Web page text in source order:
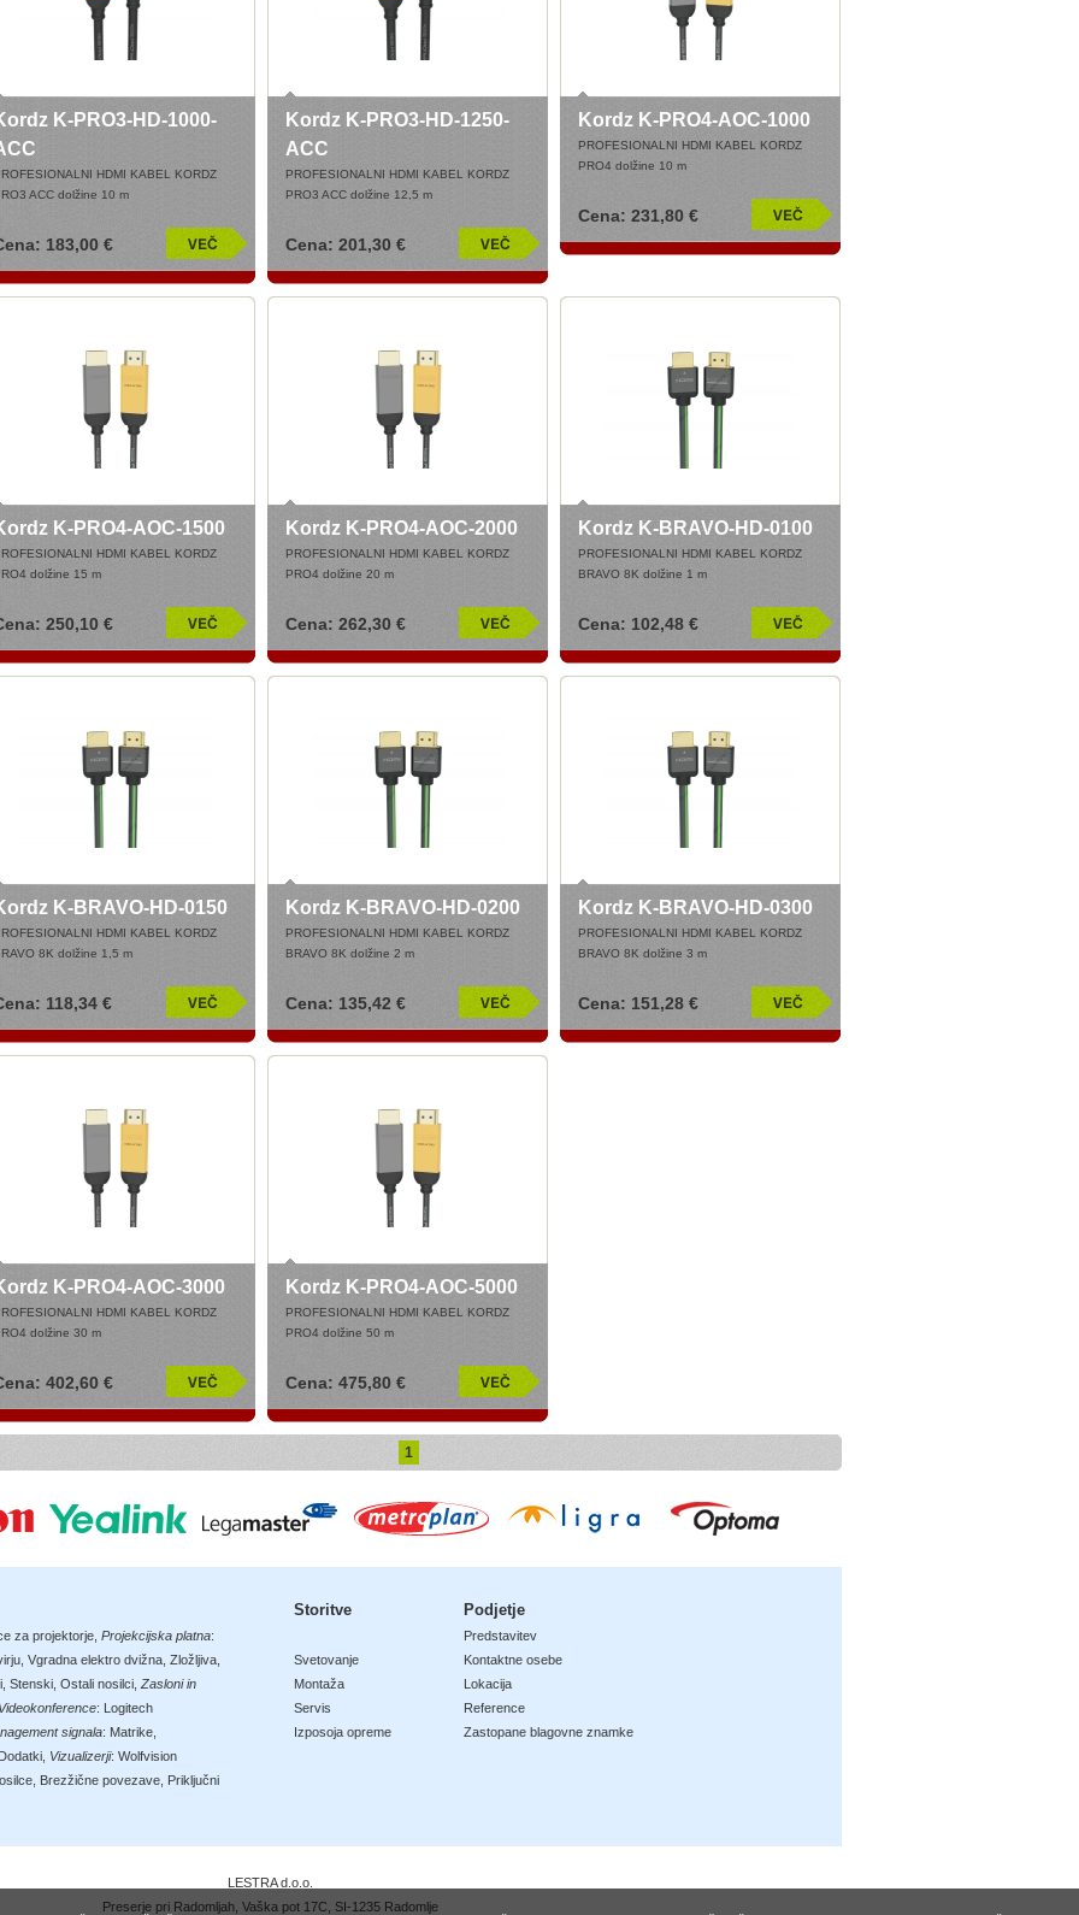
K-PRO3-HD-1000-
HDMI KABEL KORDZ
ACC dolžine 10 m
183,00 €
Kordz K-PRO3-HD-1250-
ACC
PROFESIONALNI HDMI KABEL KORDZ
PRO3 ACC dolžine 12,5 m
Cena: 201,30 €
Kordz K-PRO4-AOC-1000
PROFESIONALNI HDMI KABEL KORDZ
PRO4 dolžine 10 m
Cena: 231,80 €
K-PRO4-AOC-1500
HDMI KABEL KORDZ
dolžine 15 m
250,10 €
Kordz K-PRO4-AOC-2000
PROFESIONALNI HDMI KABEL KORDZ
PRO4 dolžine 20 m
Cena: 262,30 €
Kordz K-BRAVO-HD-0100
PROFESIONALNI HDMI KABEL KORDZ
BRAVO 8K dolžine 1 m
Cena: 102,48 €
K-BRAVO-HD-0150
HDMI KABEL KORDZ
8K dolžine 1,5 m
118,34 €
Kordz K-BRAVO-HD-0200
PROFESIONALNI HDMI KABEL KORDZ
BRAVO 8K dolžine 2 m
Cena: 135,42 €
Kordz K-BRAVO-HD-0300
PROFESIONALNI HDMI KABEL KORDZ
BRAVO 8K dolžine 3 m
Cena: 151,28 €
K-PRO4-AOC-3000
HDMI KABEL KORDZ
dolžine 30 m
402,60 €
Kordz K-PRO4-AOC-5000
PROFESIONALNI HDMI KABEL KORDZ
PRO4 dolžine 50 m
Cena: 475,80 €
1
za projektorje Projekcijska platna:
Vgradna elektro dvižna Zložljiva
Stenski Ostali nosilci Zasloni in
: Logitech
signala: Matrike
Vizualizerji: Wolfvision
Brezžične povezave Priključni
Storitve
Svetovanje
Montaža
Servis
Izposoja opreme
Podjetje
Predstavitev
Kontaktne osebe
Lokacija
Reference
Zastopane blagovne znamke
LESTRA d.o.o.
Preserje pri Radomljah, Vaška pot 17C, SI-1235 Radomlje